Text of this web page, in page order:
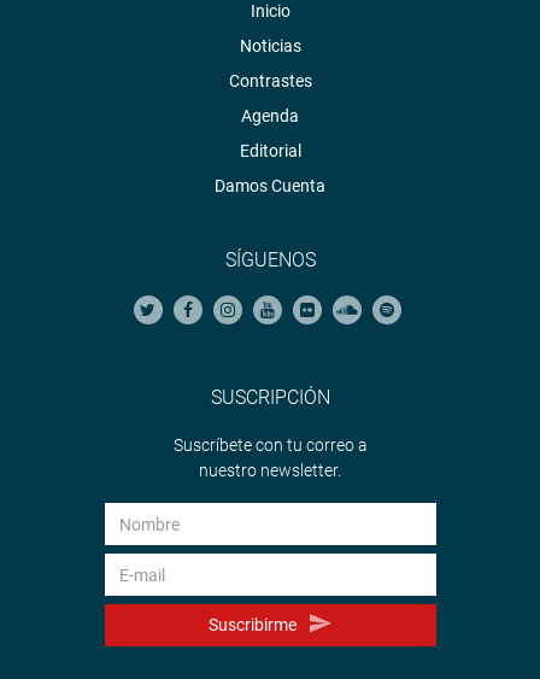
Inicio
Noticias
Contrastes
Agenda
Editorial
Damos Cuenta
SÍGUENOS
SUSCRIPCIÓN
Suscríbete con tu correo a
nuestro newsletter.
Suscribirme